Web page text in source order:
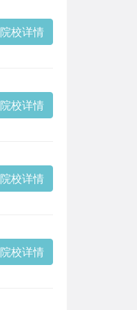
院校详情
院校详情
院校详情
院校详情